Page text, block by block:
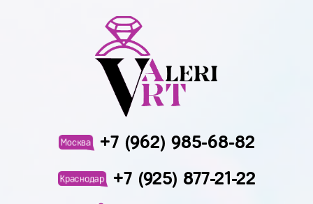
Москва +7 (962) 985-68-82
Краснодар +7 (925) 877-21-22